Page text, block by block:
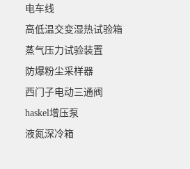
电车线
高低温交变湿热试验箱
蒸气压力试验装置
防爆粉尘采样器
西门子电动三通阀
haskel增压泵
液氮深冷箱